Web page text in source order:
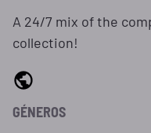
A 24/7 mix of the
collection!
GÉNEROS